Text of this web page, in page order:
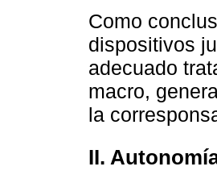
Como
dispositivos
adecuado
macro,
la
II.